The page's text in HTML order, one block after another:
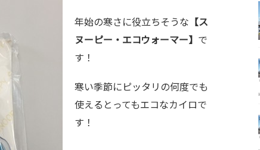
年始の寒さに役立ちそうな 【ス
ヌーピー・エコウォーマー】 で
す！
寒い季節にピッタリの何度でも
使えるとってもエコなカイロで
す！